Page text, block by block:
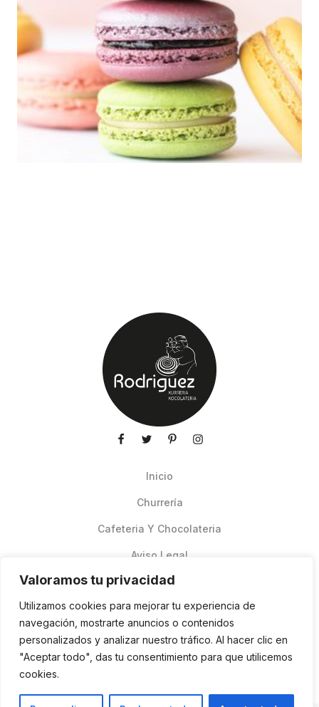
Valoramos tu privacidad
Utilizamos cookies para mejorar tu experiencia de
navegación, mostrarte anuncios o contenidos
personalizados y analizar nuestro tráfico. Al hacer clic en
"Aceptar todo", das tu consentimiento para que utilicemos
cookies.
Inicio
Churrería
Cafeteria Y Chocolateria
Aviso Legal
Pedidos Online Glovo
Contacto